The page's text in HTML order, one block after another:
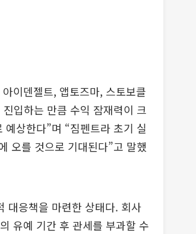
이덴젤트, 앱토즈마, 스토보클
입하는 만큼 수익 잠재력이 크
상한다”며 “짐펜트라 초기 실
오를 것으로 기대된다”고 말했
대응책을 마련한 상태다. 회사
유예 기간 후 관세를 부과할 수